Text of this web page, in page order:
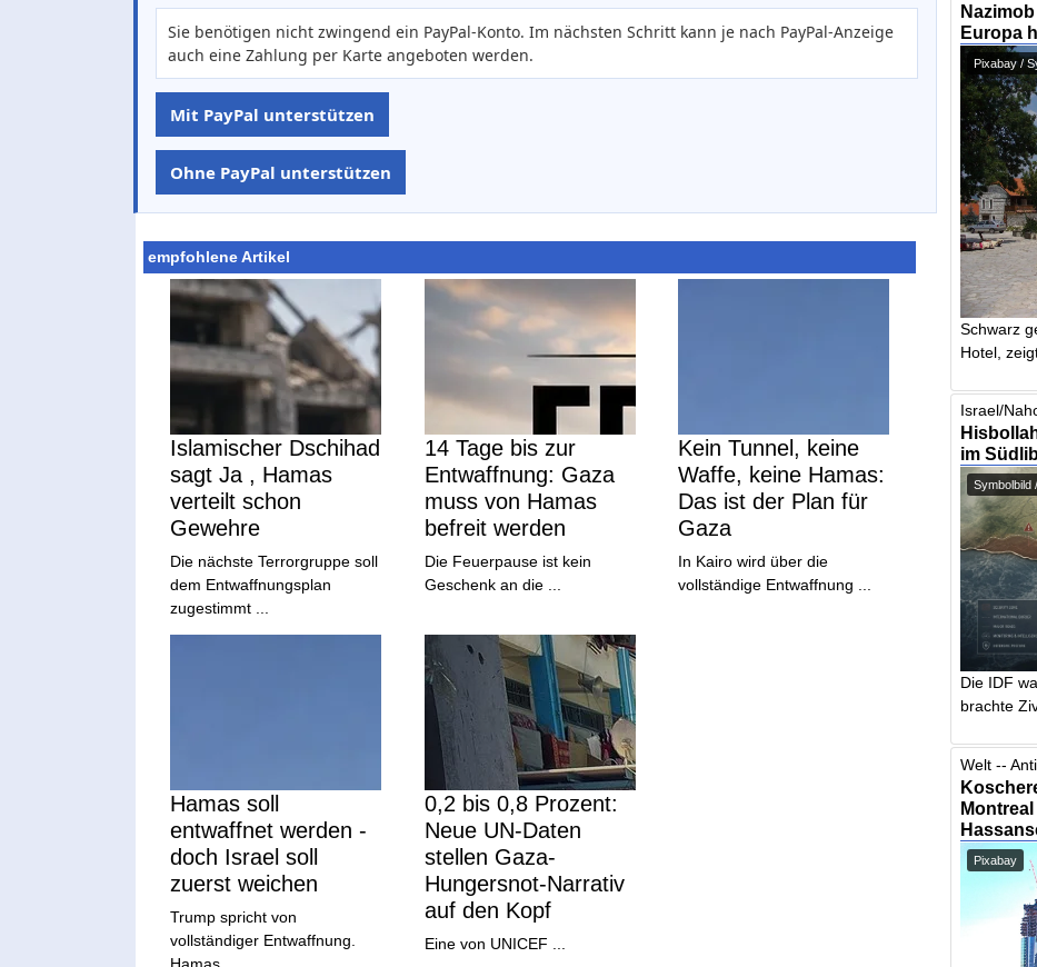
Sie benötigen nicht zwingend ein PayPal-Konto. Im nächsten Schritt kann je nach PayPal-Anzeige
auch eine Zahlung per Karte angeboten werden.
Mit PayPal unterstützen
Ohne PayPal unterstützen
empfohlene Artikel
Islamischer Dschihad
sagt Ja , Hamas
verteilt schon
Gewehre
Die nächste Terrorgruppe soll
dem Entwaffnungsplan
zugestimmt ...
14 Tage bis zur
Entwaffnung: Gaza
muss von Hamas
befreit werden
Die Feuerpause ist kein
Geschenk an die ...
Kein Tunnel, keine
Waffe, keine Hamas:
Das ist der Plan für
Gaza
In Kairo wird über die
vollständige Entwaffnung ...
Hamas soll
entwaffnet werden -
doch Israel soll
zuerst weichen
Trump spricht von
vollständiger Entwaffnung.
0,2 bis 0,8 Prozent:
Neue UN-Daten
stellen Gaza-
Hungersnot-Narrativ
auf den Kopf
Eine von UNICEF ...
Europa
Pixabay /
Schwarz
Hotel,
Israel/
im
Symbolbild
Die IDF
brachte
Welt --
Pixabay